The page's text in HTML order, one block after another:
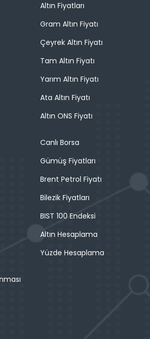
Altın Fiyatları
Gram Altın Fiyatı
Çeyrek Altın Fiyatı
Tam Altın Fiyatı
Yarım Altın Fiyatı
Ata Altın Fiyatı
Altın ONS Fiyatı
Canlı Borsa
Gümüş Fiyatları
Brent Petrol Fiyatı
Bilezik Fiyatları
BIST 100 Endeksi
Altın Hesaplama
Yüzde Hesaplama